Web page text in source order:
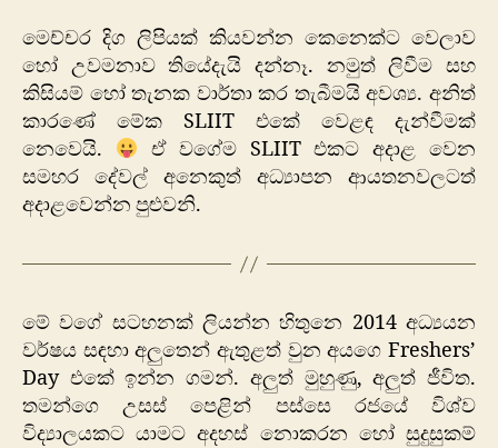
මෙච්චර දිග ලිපියක් කියවන්න කෙනෙක්ට වෙලාව
හෝ උවමනාව තියේදැයි දන්නෑ. නමුත් ලිවීම සහ
කිසියම් හෝ තැනක වාර්තා කර තැබීමයි අවශ්‍ය. අනිත්
කාරණේ මේක SLIIT එකේ වෙළඳ දැන්වීමක්
නෙවෙයි.
ඒ වගේම SLIIT එකට අදාළ වෙන
සමහර දේවල් අනෙකුත් අධ්‍යාපන ආයතනවලටත්
අදාළවෙන්න පුළුවනි.
මේ වගේ සටහනක් ලියන්න හිතුනෙ 2014 අධ්‍යයන
වර්ෂය සඳහා අලුතෙන් ඇතුළත් වුන අයගෙ Freshers’
Day එකේ ඉන්න ගමන්. අලුත් මුහුණු, අලුත් ජීවිත.
තමන්ගෙ උසස් පෙළින් පස්සෙ රජයේ විශ්ව
විද්‍යාලයකට යාමට අදහස් නොකරන හෝ සුදුසුකම්